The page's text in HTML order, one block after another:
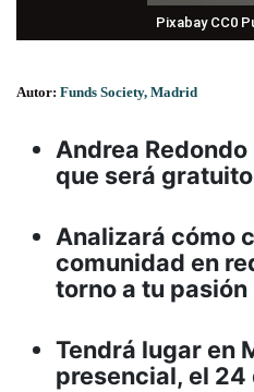
Pixabay CC0
Autor: Funds Society, Madrid
Andrea
que será gratuito
Analizará cómo
comunidad en
torno a tu pasión
Tendrá lugar en
presencial, el 24